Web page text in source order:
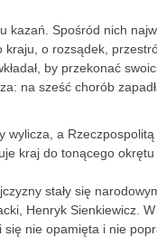
kazań. Spośród nich
kraju, o rozsądek,
by przekonać
na sześć chorób
wylicza, a
kraj do tonącego
stały się
Henryk Sienkiewicz.
nie opamięta i nie